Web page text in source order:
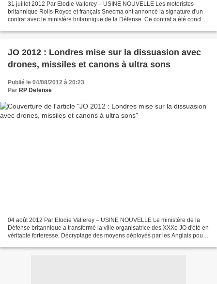
31 juillet 2012 Par Elodie Vallerey – USINE NOUVELLE Les motoristes
britannique Rolls-Royce et français Snecma ont annoncé la signature d'un
contrat avec le ministère britannique de la Défense. Ce contrat a été conclu
JO 2012 : Londres mise sur la dissuasion avec
drones, missiles et canons à ultra sons
Publié le 04/08/2012 à 20:23
Par RP Defense
04 août 2012 Par Elodie Vallerey – USINE NOUVELLE Le ministère de la
Défense britannique a transformé la ville organisatrice des XXXe JO d'été en
véritable forteresse. Décryptage des moyens déployés par les Anglais pour